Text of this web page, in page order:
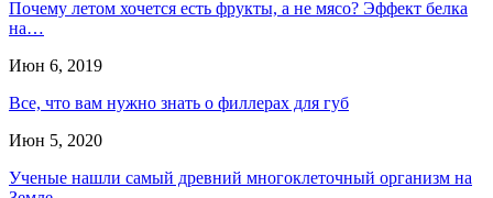
Почему летом хочется есть фрукты, а не мясо? Эффект белка
на…
Июн 6, 2019
Все, что вам нужно знать о филлерах для губ
Июн 5, 2020
Ученые нашли самый древний многоклеточный организм на